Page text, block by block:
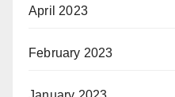
April 2023
February 2023